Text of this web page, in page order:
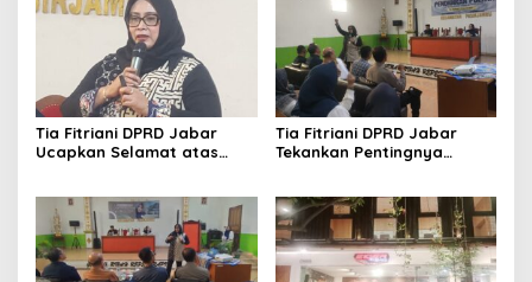
Semangat
Tia Fitriani DPRD Jabar
Ucapkan Selamat atas
Ketua IWP Jabar
Tia Fitriani DPRD Jabar
Tekankan Pentingnya
Kabupaten Bandung